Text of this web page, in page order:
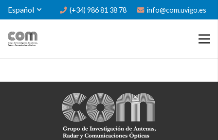
Español (+34) 986 81 38 78 info@com.uvigo.es